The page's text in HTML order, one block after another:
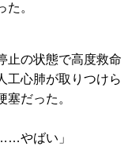
。
止の状態で高度救命
工心肺が取りつけら
だった。
やばい」